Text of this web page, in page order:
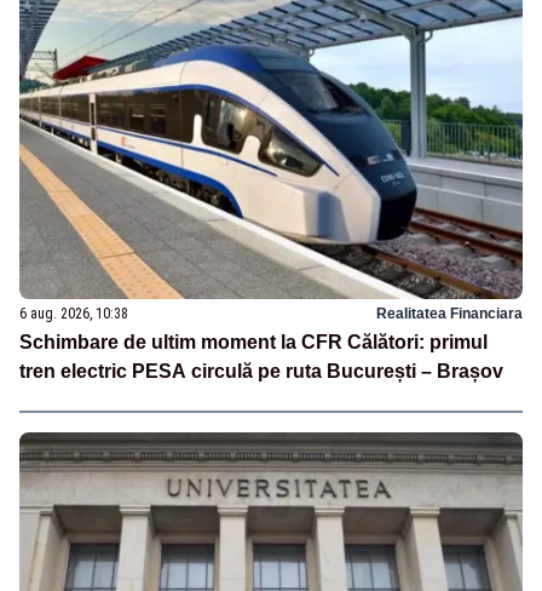
6 aug. 2026, 10:38 Realitatea Financiara
Schimbare de ultim moment la CFR Călători: primul
tren electric PESA circulă pe ruta București – Brașov